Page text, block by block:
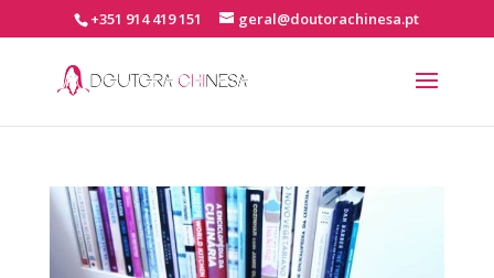
+351 914 419 151 geral@doutorachinesa.pt